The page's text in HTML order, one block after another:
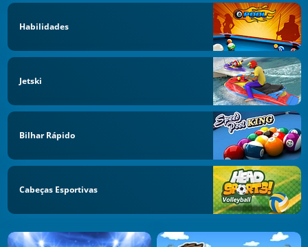
Habilidades
Jetski
Bilhar Rápido
Cabeças Esportivas